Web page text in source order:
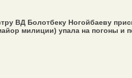
ВД Болотбеку Ногойбаеву
милиции) упала на погоны